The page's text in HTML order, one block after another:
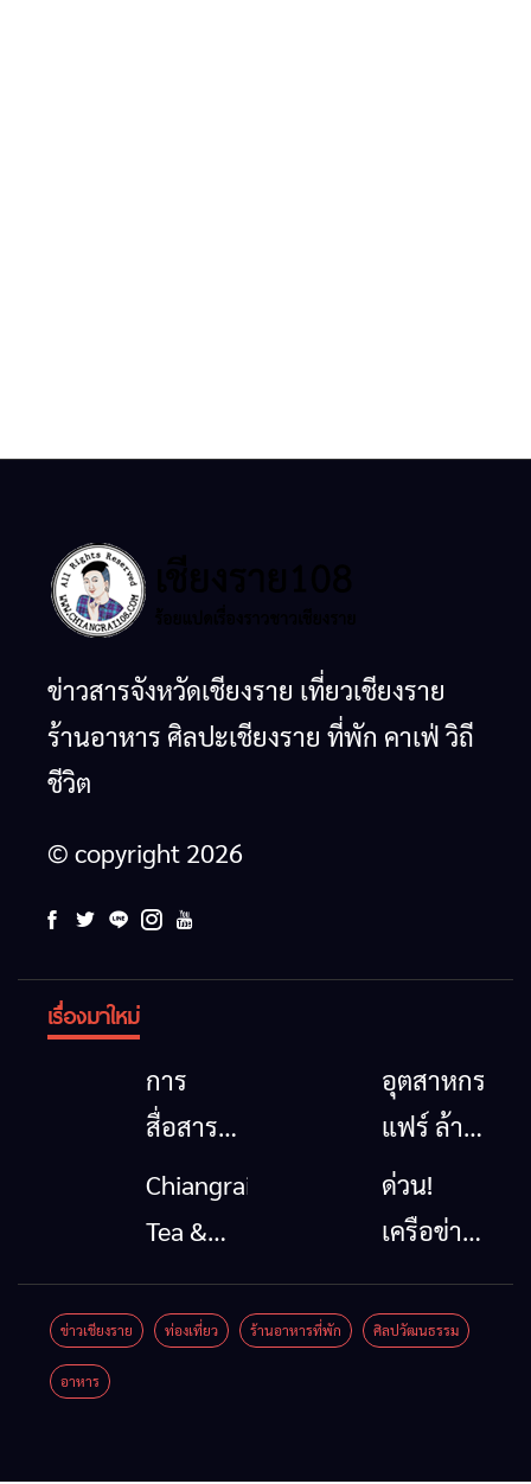
ข่าวสารจังหวัดเชียงราย เที่ยวเชียงราย
ร้านอาหาร ศิลปะเชียงราย ที่พัก คาเฟ่ วิถี
ชีวิต
© copyright 2026
เรื่องมาใหม่
การ
สื่อสาร
โทรคมนาคม
กรณีภัย
เชียงราย
เมื่อ
อุตสาหกรรม
แฟร์ ล้าน
นาตะวัน
ออก
รวมของดี
สินค้าเด่น
Chiangrai
Tea &
Coffee
Festival
ด่วน!
เครือข่าย
ลุ่มน้ำกก
ยื่น 5 ข้อ
ข่าวเชียงราย ท่องเที่ยว ร้านอาหารที่พัก ศิลปวัฒนธรรม
อาหาร